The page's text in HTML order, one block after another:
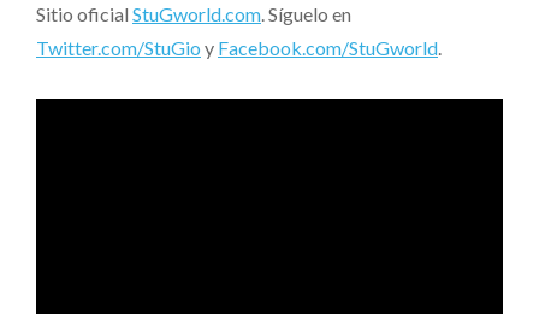
Sitio oficial StuGworld.com. Síguelo en
Twitter.com/StuGio y Facebook.com/StuGworld.